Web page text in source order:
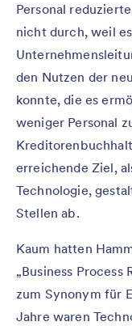
Personal
nicht durch, weil
den Nutzen der
konnte, die es
weniger Personal
erreichende Ziel,
Technologie,
Stellen ab.
Kaum hatten
„Business
zum Synonym für
Jahre waren